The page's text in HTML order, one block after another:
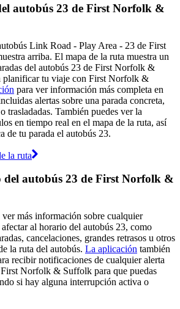
autobús 23 de First Norfolk &
Link Road - Play Area - 23 de First
arriba. El mapa de la ruta muestra un
del autobús 23 de First Norfolk &
planificar tu viaje con First Norfolk &
para ver información más completa en
alertas sobre una parada concreta,
trasladadas. También puedes ver la
en tiempo real en el mapa de la ruta, así
de tu parada el autobús 23.
la ruta
del autobús 23 de First Norfolk &
ver más información sobre cualquier
al horario del autobús 23, como
cancelaciones, grandes retrasos u otros
la ruta del autobús. La aplicación también
recibir notificaciones de cualquier alerta
Norfolk & Suffolk para que puedas
si hay alguna interrupción activa o